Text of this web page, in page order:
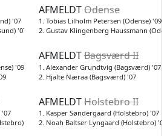
'07
'07
AFMELDTOdense
1. Tobias Lilholm Petersen (Odense) '09
2. Gustav Klingenberg Haussmann
'09
AFMELDTBagsværd II
1. Alexander Grundtvig (Bagsværd) '07
2. Hjalte Næraa (Bagsværd) '07
'07
'08
AFMELDTHolstebro II
1. Kasper Søndergaard (Holstebro) '07
2. Noah Baltser Lyngaard (Holstebro) '07